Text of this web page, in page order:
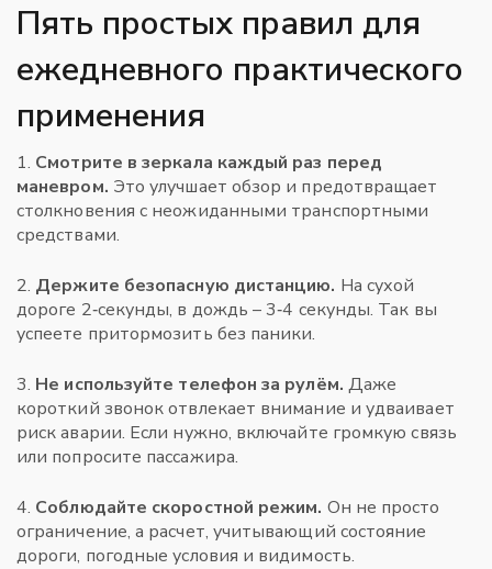
Пять простых правил для
ежедневного практического
применения
1. Смотрите в зеркала каждый раз перед
маневром. Это улучшает обзор и предотвращает
столкновения с неожиданными транспортными
средствами.
2. Держите безопасную дистанцию. На сухой
дороге 2‑секунды, в дождь – 3‑4 секунды. Так вы
успеете притормозить без паники.
3. Не используйте телефон за рулём. Даже
короткий звонок отвлекает внимание и удваивает
риск аварии. Если нужно, включайте громкую связь
или попросите пассажира.
4. Соблюдайте скоростной режим. Он не просто
ограничение, а расчет, учитывающий состояние
дороги, погодные условия и видимость.